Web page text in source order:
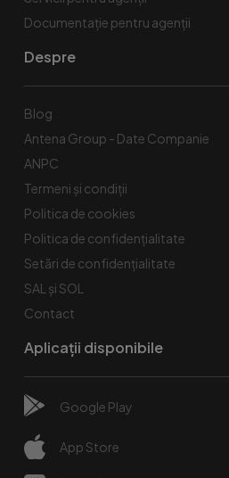
Documentație pentru agenții
Despre
Blog
Antena Group - Date Companie
ANPC
Termeni și condiții
Politica de cookies
Politica de confidențialitate
Setări de confidențialitate
SAL și SOL
Contact
Aplicații disponibile
Google Play
App Store